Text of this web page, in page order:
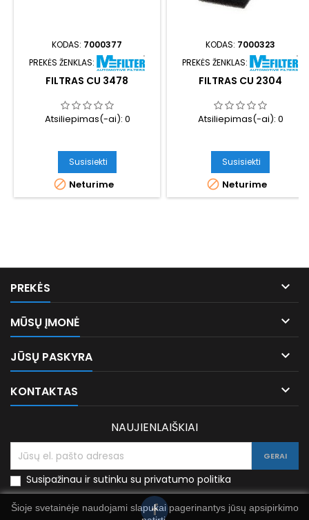
KODAS: 7000377
PREKĖS ŽENKLAS:
FILTRAS CU 3478
Atsiliepimas(-ai): 0
Susisiekti
 Neturime
KODAS: 7000323
PREKĖS ŽENKLAS:
FILTRAS CU 2304
Atsiliepimas(-ai): 0
Susisiekti
 Neturime
PREKĖS 
MŪSŲ ĮMONĖ 
JŪSŲ PASKYRA 
KONTAKTAS 
Šioje svetainėje naudojami slapukai pagerinantys jūsų apsipirkimo
NAUJIENLAIŠKIAI
Susipažinau ir sutinku su privatumo politika